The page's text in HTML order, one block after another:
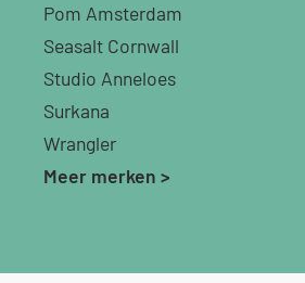
Pom Amsterdam
Seasalt Cornwall
Studio Anneloes
Surkana
Wrangler
Meer merken >